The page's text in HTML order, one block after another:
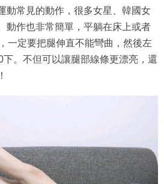
動常見的動作，很多女星、韓國女
動作也非常簡單，平躺在床上或者
一定要把腿伸直不能彎曲，然後左
。不但可以讓腿部線條更漂亮，還